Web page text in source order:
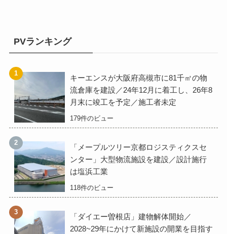
PVランキング
キーエンスが大阪府高槻市に81千㎡の物
流倉庫を建設／24年12月に着工し、26年8
月末に竣工を予定／施工者未定
179件のビュー
「メープルツリー京都ロジスティクスセ
ンター」大型物流施設を建設／設計施行
は塩浜工業
118件のビュー
「ダイエー曽根店」建物解体開始／
2028~29年にかけて新施設の開業を目指す